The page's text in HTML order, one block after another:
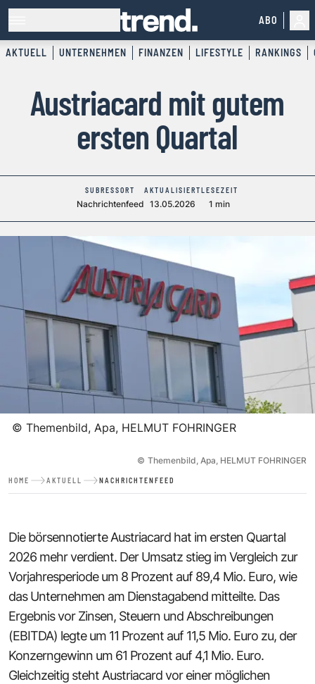
ABO
AKTUELL UNTERNEHMEN FINANZEN LIFESTYLE RANKINGS
Austriacard mit gutem
ersten Quartal
SUBRESSORT
Nachrichtenfeed
AKTUALISIERT
13.05.2026
LESEZEIT
1 min
© Themenbild, Apa, HELMUT FOHRINGER
© Themenbild, Apa, HELMUT FOHRINGER
HOME AKTUELL NACHRICHTENFEED
Die börsennotierte Austriacard hat im ersten Quartal
2026 mehr verdient. Der Umsatz stieg im Vergleich zur
Vorjahresperiode um 8 Prozent auf 89,4 Mio. Euro, wie
das Unternehmen am Dienstagabend mitteilte. Das
Ergebnis vor Zinsen, Steuern und Abschreibungen
(EBITDA) legte um 11 Prozent auf 11,5 Mio. Euro zu, der
Konzerngewinn um 61 Prozent auf 4,1 Mio. Euro.
Gleichzeitig steht Austriacard vor einer möglichen